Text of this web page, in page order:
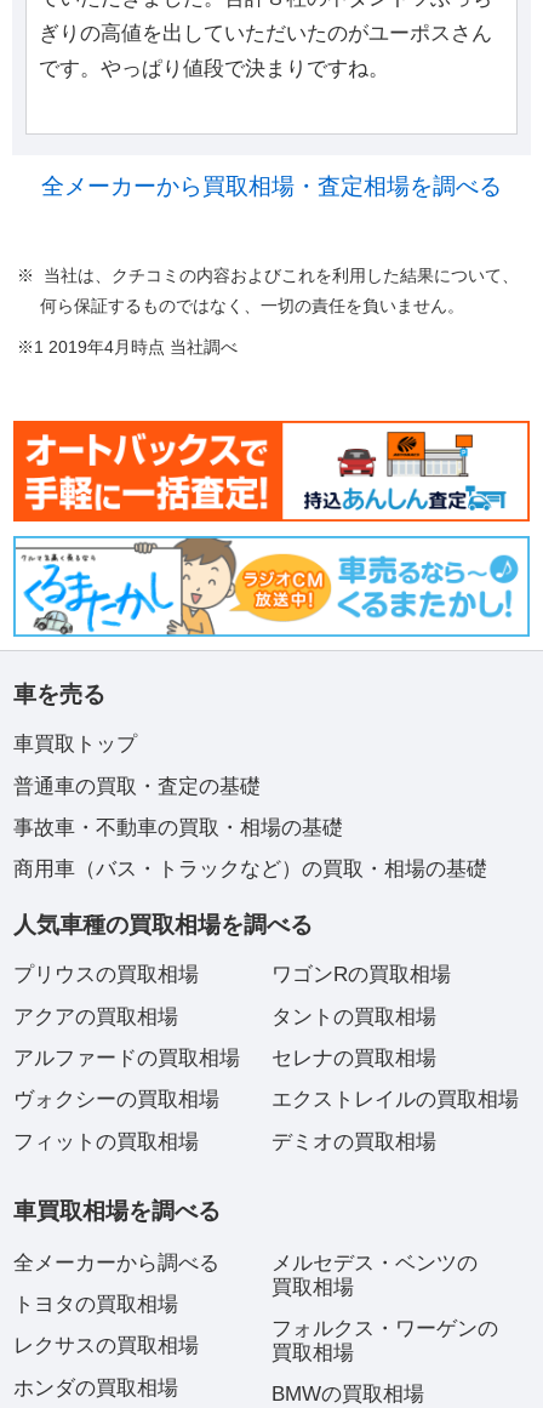
ぎりの高値を出していただいたのがユーポスさん
です。やっぱり値段で決まりですね。
全メーカーから買取相場・査定相場を調べる
※ 当社は、クチコミの内容およびこれを利用した結果について、
何ら保証するものではなく、一切の責任を負いません。
※1 2019年4月時点 当社調べ
車を売る
車買取トップ
普通車の買取・査定の基礎
事故車・不動車の買取・相場の基礎
商用車（バス・トラックなど）の買取・相場の基礎
人気車種の買取相場を調べる
プリウスの買取相場
アクアの買取相場
アルファードの買取相場
ヴォクシーの買取相場
フィットの買取相場
ワゴンRの買取相場
タントの買取相場
セレナの買取相場
エクストレイルの買取相場
デミオの買取相場
車買取相場を調べる
全メーカーから調べる
トヨタの買取相場
レクサスの買取相場
ホンダの買取相場
メルセデス・ベンツの
買取相場
フォルクス・ワーゲンの
買取相場
BMWの買取相場